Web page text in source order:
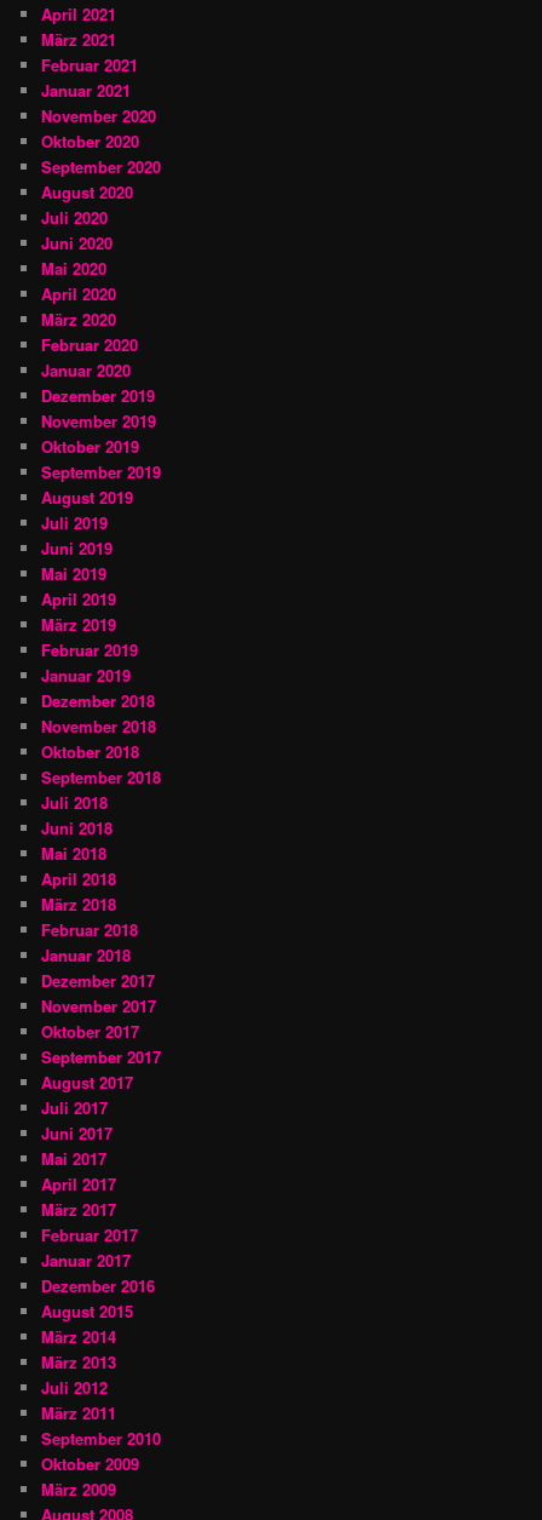
April 2021
März 2021
Februar 2021
Januar 2021
November 2020
Oktober 2020
September 2020
August 2020
Juli 2020
Juni 2020
Mai 2020
April 2020
März 2020
Februar 2020
Januar 2020
Dezember 2019
November 2019
Oktober 2019
September 2019
August 2019
Juli 2019
Juni 2019
Mai 2019
April 2019
März 2019
Februar 2019
Januar 2019
Dezember 2018
November 2018
Oktober 2018
September 2018
Juli 2018
Juni 2018
Mai 2018
April 2018
März 2018
Februar 2018
Januar 2018
Dezember 2017
November 2017
Oktober 2017
September 2017
August 2017
Juli 2017
Juni 2017
Mai 2017
April 2017
März 2017
Februar 2017
Januar 2017
Dezember 2016
August 2015
März 2014
März 2013
Juli 2012
März 2011
September 2010
Oktober 2009
März 2009
August 2008